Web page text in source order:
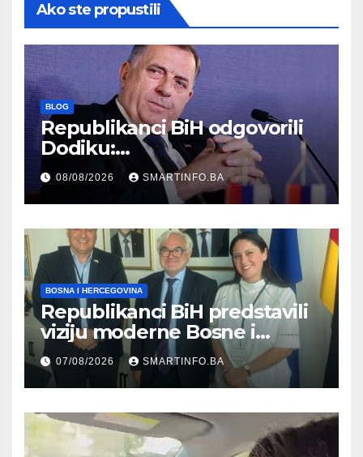
Ako ste propustili
BLOG
Republikanci BiH odgovorili
Dodiku:
Bosanskohercegovačka
kultura postoji i pripada svim
građanima
08/08/2026 SMARTINFO.BA
BOSNA I HERCEGOVINA
Republikanci BiH predstavili
viziju moderne Bosne i
Hercegovine ambasadoru
Njemačke
07/08/2026 SMARTINFO.BA